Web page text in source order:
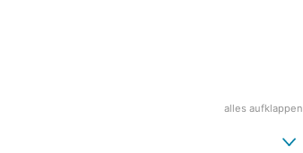
alles aufklappen